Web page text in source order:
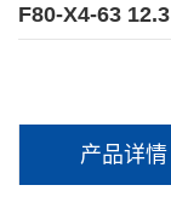
F80-X4-63 12.3
产品详情